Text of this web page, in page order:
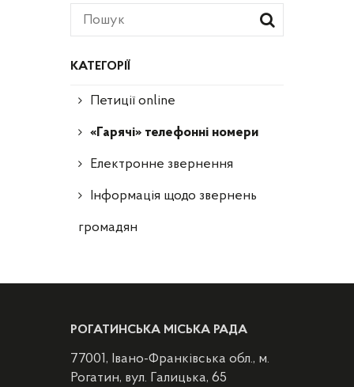
КАТЕГОРІЇ
Петиції online
«Гарячі» телефонні номери
Електронне звернення
Інформація щодо звернень
громадян
РОГАТИНСЬКА МІСЬКА РАДА
77001, Івано-Франківська обл., м.
Рогатин, вул. Галицька, 65